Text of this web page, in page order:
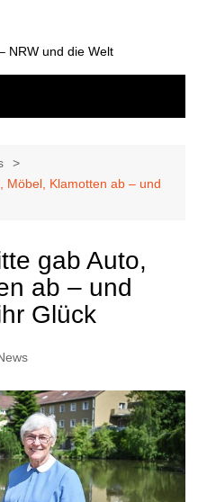
NRW und die Welt
Möbel, Klamotten ab – und
gab Auto,
ab – und
Glück